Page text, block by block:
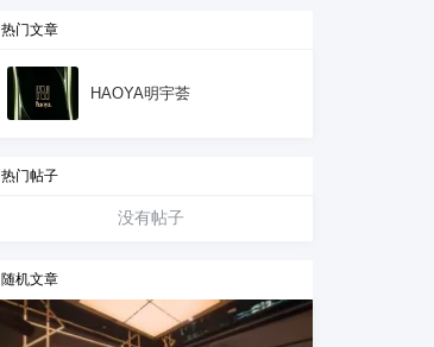
热门文章
HAOYA明宇荟
热门帖子
没有帖子
随机文章